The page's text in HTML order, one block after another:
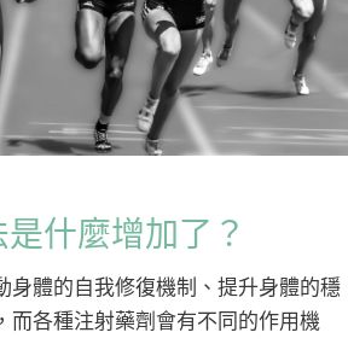
是什麼增加了？
身體的自我修復機制、提升身體的穩
而各種注射藥劑會有不同的作用機